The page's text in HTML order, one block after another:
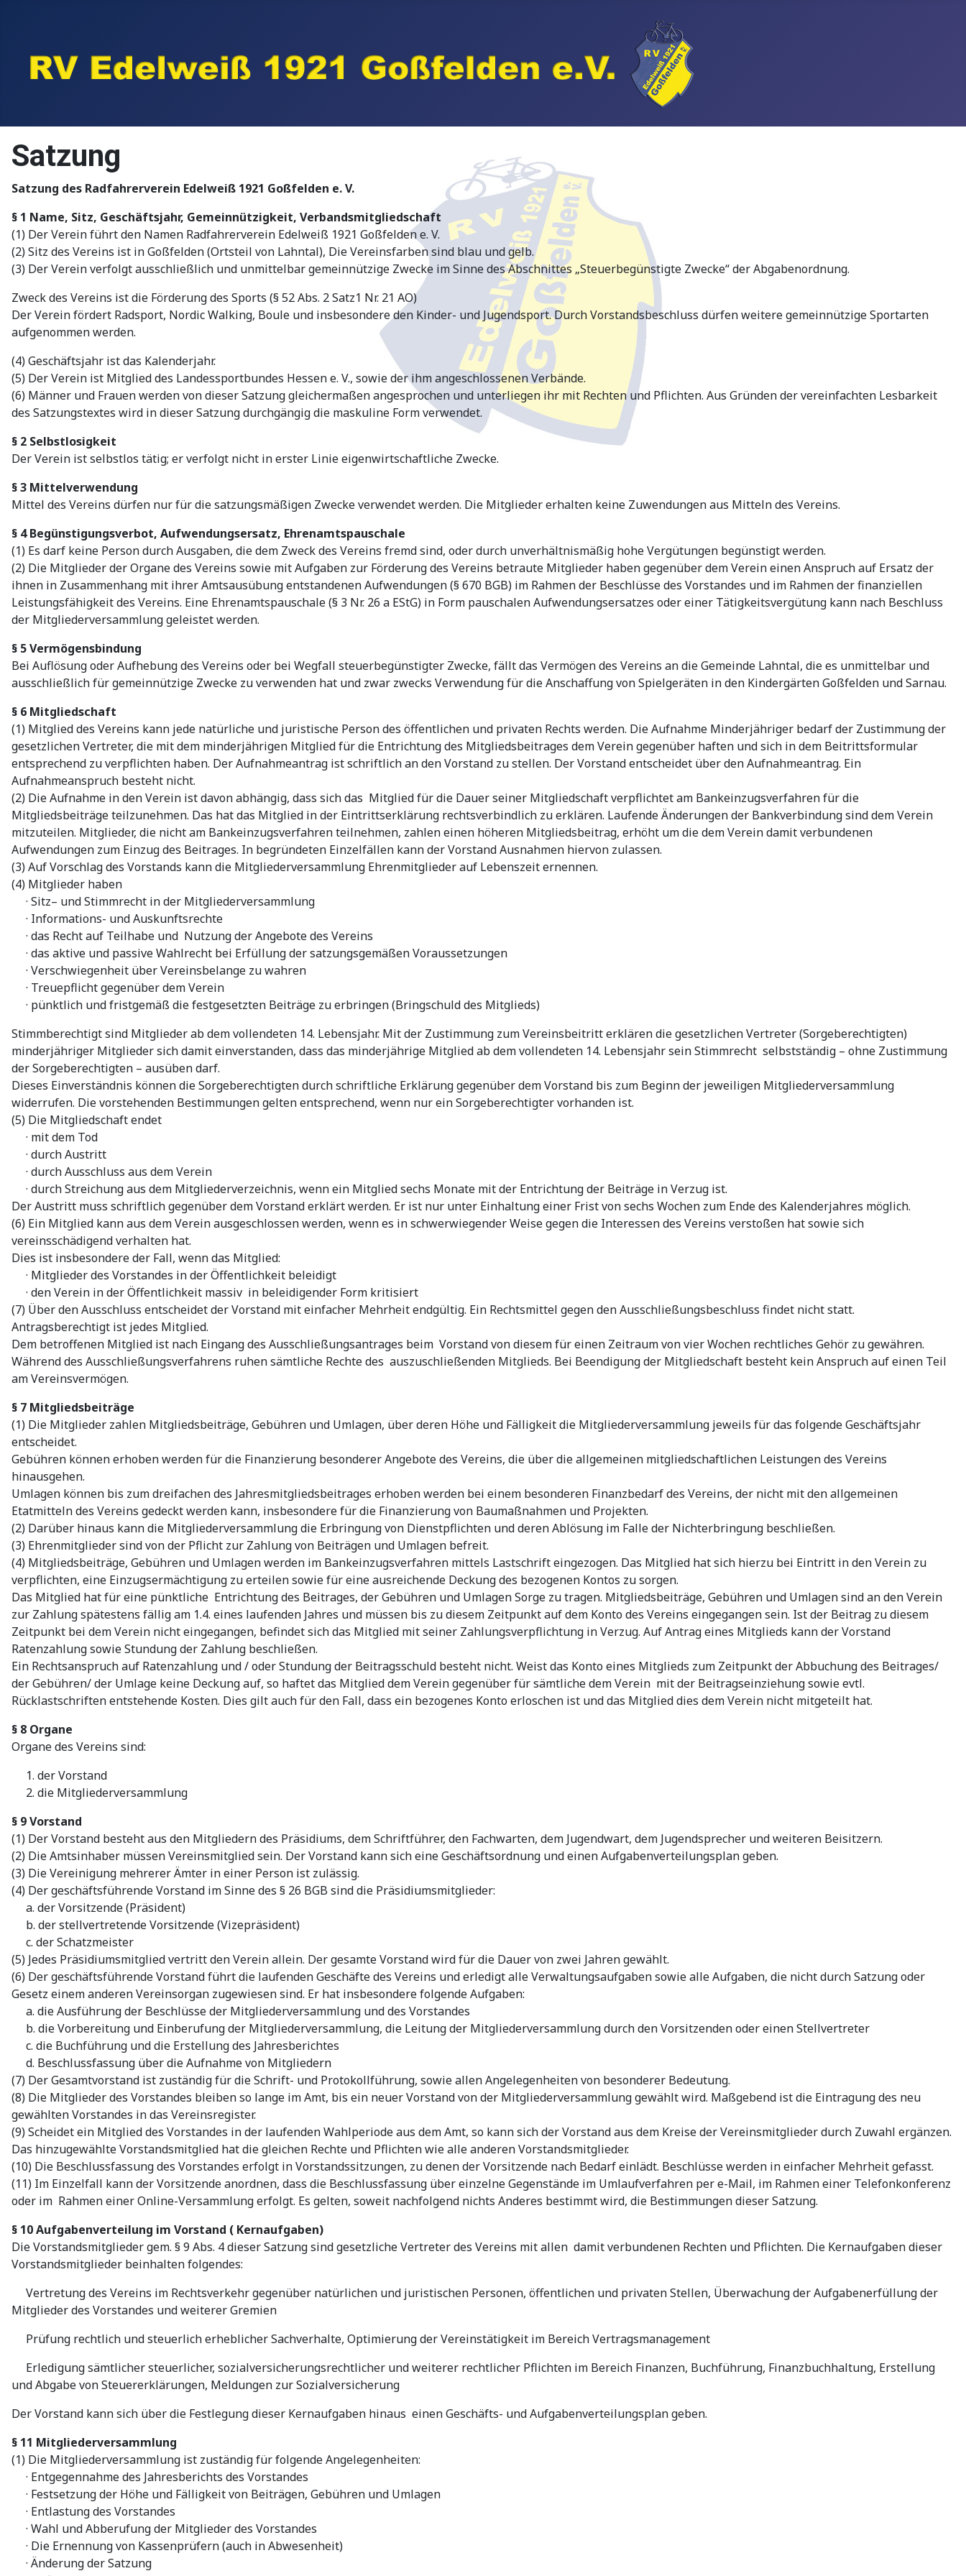
Satzung
Satzung des Radfahrerverein Edelweiß 1921 Goßfelden e. V.
§ 1 Name, Sitz, Geschäftsjahr, Gemeinnützigkeit, Verbandsmitgliedschaft
(1) Der Verein führt den Namen Radfahrerverein Edelweiß 1921 Goßfelden e. V.
(2) Sitz des Vereins ist in Goßfelden (Ortsteil von Lahntal), Die Vereinsfarben sind blau und gelb.
(3) Der Verein verfolgt ausschließlich und unmittelbar gemeinnützige Zwecke im Sinne des Abschnittes „Steuerbegünstigte Zwecke“ der Abgabenordnung.
Zweck des Vereins ist die Förderung des Sports (§ 52 Abs. 2 Satz1 Nr. 21 AO)
Der Verein fördert Radsport, Nordic Walking, Boule und insbesondere den Kinder- und Jugendsport. Durch Vorstandsbeschluss dürfen weitere gemeinnützige Sportarten
aufgenommen werden.
(4) Geschäftsjahr ist das Kalenderjahr.
(5) Der Verein ist Mitglied des Landessportbundes Hessen e. V., sowie der ihm angeschlossenen Verbände.
(6) Männer und Frauen werden von dieser Satzung gleichermaßen angesprochen und unterliegen ihr mit Rechten und Pflichten. Aus Gründen der vereinfachten Lesbarkeit
des Satzungstextes wird in dieser Satzung durchgängig die maskuline Form verwendet.
§ 2 Selbstlosigkeit
Der Verein ist selbstlos tätig; er verfolgt nicht in erster Linie eigenwirtschaftliche Zwecke.
§ 3 Mittelverwendung
Mittel des Vereins dürfen nur für die satzungsmäßigen Zwecke verwendet werden. Die Mitglieder erhalten keine Zuwendungen aus Mitteln des Vereins.
§ 4 Begünstigungsverbot, Aufwendungsersatz, Ehrenamtspauschale
(1) Es darf keine Person durch Ausgaben, die dem Zweck des Vereins fremd sind, oder durch unverhältnismäßig hohe Vergütungen begünstigt werden.
(2) Die Mitglieder der Organe des Vereins sowie mit Aufgaben zur Förderung des Vereins betraute Mitglieder haben gegenüber dem Verein einen Anspruch auf Ersatz der
ihnen in Zusammenhang mit ihrer Amtsausübung entstandenen Aufwendungen (§ 670 BGB) im Rahmen der Beschlüsse des Vorstandes und im Rahmen der finanziellen
Leistungsfähigkeit des Vereins. Eine Ehrenamtspauschale (§ 3 Nr. 26 a EStG) in Form pauschalen Aufwendungsersatzes oder einer Tätigkeitsvergütung kann nach Beschluss
der Mitgliederversammlung geleistet werden.
§ 5 Vermögensbindung
Bei Auflösung oder Aufhebung des Vereins oder bei Wegfall steuerbegünstigter Zwecke, fällt das Vermögen des Vereins an die Gemeinde Lahntal, die es unmittelbar und
ausschließlich für gemeinnützige Zwecke zu verwenden hat und zwar zwecks Verwendung für die Anschaffung von Spielgeräten in den Kindergärten Goßfelden und Sarnau.
§ 6 Mitgliedschaft
(1) Mitglied des Vereins kann jede natürliche und juristische Person des öffentlichen und privaten Rechts werden. Die Aufnahme Minderjähriger bedarf der Zustimmung der
gesetzlichen Vertreter, die mit dem minderjährigen Mitglied für die Entrichtung des Mitgliedsbeitrages dem Verein gegenüber haften und sich in dem Beitrittsformular
entsprechend zu verpflichten haben. Der Aufnahmeantrag ist schriftlich an den Vorstand zu stellen. Der Vorstand entscheidet über den Aufnahmeantrag. Ein
Aufnahmeanspruch besteht nicht.
(2) Die Aufnahme in den Verein ist davon abhängig, dass sich das Mitglied für die Dauer seiner Mitgliedschaft verpflichtet am Bankeinzugsverfahren für die
Mitgliedsbeiträge teilzunehmen. Das hat das Mitglied in der Eintrittserklärung rechtsverbindlich zu erklären. Laufende Änderungen der Bankverbindung sind dem Verein
mitzuteilen. Mitglieder, die nicht am Bankeinzugsverfahren teilnehmen, zahlen einen höheren Mitgliedsbeitrag, erhöht um die dem Verein damit verbundenen
Aufwendungen zum Einzug des Beitrages. In begründeten Einzelfällen kann der Vorstand Ausnahmen hiervon zulassen.
(3) Auf Vorschlag des Vorstands kann die Mitgliederversammlung Ehrenmitglieder auf Lebenszeit ernennen.
(4) Mitglieder haben
· Sitz– und Stimmrecht in der Mitgliederversammlung
· Informations- und Auskunftsrechte
· das Recht auf Teilhabe und Nutzung der Angebote des Vereins
· das aktive und passive Wahlrecht bei Erfüllung der satzungsgemäßen Voraussetzungen
· Verschwiegenheit über Vereinsbelange zu wahren
· Treuepflicht gegenüber dem Verein
· pünktlich und fristgemäß die festgesetzten Beiträge zu erbringen (Bringschuld des Mitglieds)
Stimmberechtigt sind Mitglieder ab dem vollendeten 14. Lebensjahr. Mit der Zustimmung zum Vereinsbeitritt erklären die gesetzlichen Vertreter (Sorgeberechtigten)
minderjähriger Mitglieder sich damit einverstanden, dass das minderjährige Mitglied ab dem vollendeten 14. Lebensjahr sein Stimmrecht selbstständig – ohne Zustimmung
der Sorgeberechtigten – ausüben darf.
Dieses Einverständnis können die Sorgeberechtigten durch schriftliche Erklärung gegenüber dem Vorstand bis zum Beginn der jeweiligen Mitgliederversammlung
widerrufen. Die vorstehenden Bestimmungen gelten entsprechend, wenn nur ein Sorgeberechtigter vorhanden ist.
(5) Die Mitgliedschaft endet
· mit dem Tod
· durch Austritt
· durch Ausschluss aus dem Verein
· durch Streichung aus dem Mitgliederverzeichnis, wenn ein Mitglied sechs Monate mit der Entrichtung der Beiträge in Verzug ist.
Der Austritt muss schriftlich gegenüber dem Vorstand erklärt werden. Er ist nur unter Einhaltung einer Frist von sechs Wochen zum Ende des Kalenderjahres möglich.
(6) Ein Mitglied kann aus dem Verein ausgeschlossen werden, wenn es in schwerwiegender Weise gegen die Interessen des Vereins verstoßen hat sowie sich
vereinsschädigend verhalten hat.
Dies ist insbesondere der Fall, wenn das Mitglied:
· Mitglieder des Vorstandes in der Öffentlichkeit beleidigt
· den Verein in der Öffentlichkeit massiv in beleidigender Form kritisiert
(7) Über den Ausschluss entscheidet der Vorstand mit einfacher Mehrheit endgültig. Ein Rechtsmittel gegen den Ausschließungsbeschluss findet nicht statt.
Antragsberechtigt ist jedes Mitglied.
Dem betroffenen Mitglied ist nach Eingang des Ausschließungsantrages beim Vorstand von diesem für einen Zeitraum von vier Wochen rechtliches Gehör zu gewähren.
Während des Ausschließungsverfahrens ruhen sämtliche Rechte des auszuschließenden Mitglieds. Bei Beendigung der Mitgliedschaft besteht kein Anspruch auf einen Teil
am Vereinsvermögen.
§ 7 Mitgliedsbeiträge
(1) Die Mitglieder zahlen Mitgliedsbeiträge, Gebühren und Umlagen, über deren Höhe und Fälligkeit die Mitgliederversammlung jeweils für das folgende Geschäftsjahr
entscheidet.
Gebühren können erhoben werden für die Finanzierung besonderer Angebote des Vereins, die über die allgemeinen mitgliedschaftlichen Leistungen des Vereins
hinausgehen.
Umlagen können bis zum dreifachen des Jahresmitgliedsbeitrages erhoben werden bei einem besonderen Finanzbedarf des Vereins, der nicht mit den allgemeinen
Etatmitteln des Vereins gedeckt werden kann, insbesondere für die Finanzierung von Baumaßnahmen und Projekten.
(2) Darüber hinaus kann die Mitgliederversammlung die Erbringung von Dienstpflichten und deren Ablösung im Falle der Nichterbringung beschließen.
(3) Ehrenmitglieder sind von der Pflicht zur Zahlung von Beiträgen und Umlagen befreit.
(4) Mitgliedsbeiträge, Gebühren und Umlagen werden im Bankeinzugsverfahren mittels Lastschrift eingezogen. Das Mitglied hat sich hierzu bei Eintritt in den Verein zu
verpflichten, eine Einzugsermächtigung zu erteilen sowie für eine ausreichende Deckung des bezogenen Kontos zu sorgen.
Das Mitglied hat für eine pünktliche Entrichtung des Beitrages, der Gebühren und Umlagen Sorge zu tragen. Mitgliedsbeiträge, Gebühren und Umlagen sind an den Verein
zur Zahlung spätestens fällig am 1.4. eines laufenden Jahres und müssen bis zu diesem Zeitpunkt auf dem Konto des Vereins eingegangen sein. Ist der Beitrag zu diesem
Zeitpunkt bei dem Verein nicht eingegangen, befindet sich das Mitglied mit seiner Zahlungsverpflichtung in Verzug. Auf Antrag eines Mitglieds kann der Vorstand
Ratenzahlung sowie Stundung der Zahlung beschließen.
Ein Rechtsanspruch auf Ratenzahlung und / oder Stundung der Beitragsschuld besteht nicht. Weist das Konto eines Mitglieds zum Zeitpunkt der Abbuchung des Beitrages/
der Gebühren/ der Umlage keine Deckung auf, so haftet das Mitglied dem Verein gegenüber für sämtliche dem Verein mit der Beitragseinziehung sowie evtl.
Rücklastschriften entstehende Kosten. Dies gilt auch für den Fall, dass ein bezogenes Konto erloschen ist und das Mitglied dies dem Verein nicht mitgeteilt hat.
§ 8 Organe
Organe des Vereins sind:
1. der Vorstand
2. die Mitgliederversammlung
§ 9 Vorstand
(1) Der Vorstand besteht aus den Mitgliedern des Präsidiums, dem Schriftführer, den Fachwarten, dem Jugendwart, dem Jugendsprecher und weiteren Beisitzern.
(2) Die Amtsinhaber müssen Vereinsmitglied sein. Der Vorstand kann sich eine Geschäftsordnung und einen Aufgabenverteilungsplan geben.
(3) Die Vereinigung mehrerer Ämter in einer Person ist zulässig.
(4) Der geschäftsführende Vorstand im Sinne des § 26 BGB sind die Präsidiumsmitglieder:
a. der Vorsitzende (Präsident)
b. der stellvertretende Vorsitzende (Vizepräsident)
c. der Schatzmeister
(5) Jedes Präsidiumsmitglied vertritt den Verein allein. Der gesamte Vorstand wird für die Dauer von zwei Jahren gewählt.
(6) Der geschäftsführende Vorstand führt die laufenden Geschäfte des Vereins und erledigt alle Verwaltungsaufgaben sowie alle Aufgaben, die nicht durch Satzung oder
Gesetz einem anderen Vereinsorgan zugewiesen sind. Er hat insbesondere folgende Aufgaben:
a. die Ausführung der Beschlüsse der Mitgliederversammlung und des Vorstandes
b. die Vorbereitung und Einberufung der Mitgliederversammlung, die Leitung der Mitgliederversammlung durch den Vorsitzenden oder einen Stellvertreter
c. die Buchführung und die Erstellung des Jahresberichtes
d. Beschlussfassung über die Aufnahme von Mitgliedern
(7) Der Gesamtvorstand ist zuständig für die Schrift- und Protokollführung, sowie allen Angelegenheiten von besonderer Bedeutung.
(8) Die Mitglieder des Vorstandes bleiben so lange im Amt, bis ein neuer Vorstand von der Mitgliederversammlung gewählt wird. Maßgebend ist die Eintragung des neu
gewählten Vorstandes in das Vereinsregister.
(9) Scheidet ein Mitglied des Vorstandes in der laufenden Wahlperiode aus dem Amt, so kann sich der Vorstand aus dem Kreise der Vereinsmitglieder durch Zuwahl ergänzen.
Das hinzugewählte Vorstandsmitglied hat die gleichen Rechte und Pflichten wie alle anderen Vorstandsmitglieder.
(10) Die Beschlussfassung des Vorstandes erfolgt in Vorstandssitzungen, zu denen der Vorsitzende nach Bedarf einlädt. Beschlüsse werden in einfacher Mehrheit gefasst.
(11) Im Einzelfall kann der Vorsitzende anordnen, dass die Beschlussfassung über einzelne Gegenstände im Umlaufverfahren per e-Mail, im Rahmen einer Telefonkonferenz
oder im Rahmen einer Online-Versammlung erfolgt. Es gelten, soweit nachfolgend nichts Anderes bestimmt wird, die Bestimmungen dieser Satzung.
§ 10 Aufgabenverteilung im Vorstand ( Kernaufgaben)
Die Vorstandsmitglieder gem. § 9 Abs. 4 dieser Satzung sind gesetzliche Vertreter des Vereins mit allen damit verbundenen Rechten und Pflichten. Die Kernaufgaben dieser
Vorstandsmitglieder beinhalten folgendes:
Vertretung des Vereins im Rechtsverkehr gegenüber natürlichen und juristischen Personen, öffentlichen und privaten Stellen, Überwachung der Aufgabenerfüllung der
Mitglieder des Vorstandes und weiterer Gremien
Prüfung rechtlich und steuerlich erheblicher Sachverhalte, Optimierung der Vereinstätigkeit im Bereich Vertragsmanagement
Erledigung sämtlicher steuerlicher, sozialversicherungsrechtlicher und weiterer rechtlicher Pflichten im Bereich Finanzen, Buchführung, Finanzbuchhaltung, Erstellung
und Abgabe von Steuererklärungen, Meldungen zur Sozialversicherung
Der Vorstand kann sich über die Festlegung dieser Kernaufgaben hinaus einen Geschäfts- und Aufgabenverteilungsplan geben.
§ 11 Mitgliederversammlung
(1) Die Mitgliederversammlung ist zuständig für folgende Angelegenheiten:
· Entgegennahme des Jahresberichts des Vorstandes
· Festsetzung der Höhe und Fälligkeit von Beiträgen, Gebühren und Umlagen
· Entlastung des Vorstandes
· Wahl und Abberufung der Mitglieder des Vorstandes
· Die Ernennung von Kassenprüfern (auch in Abwesenheit)
· Änderung der Satzung